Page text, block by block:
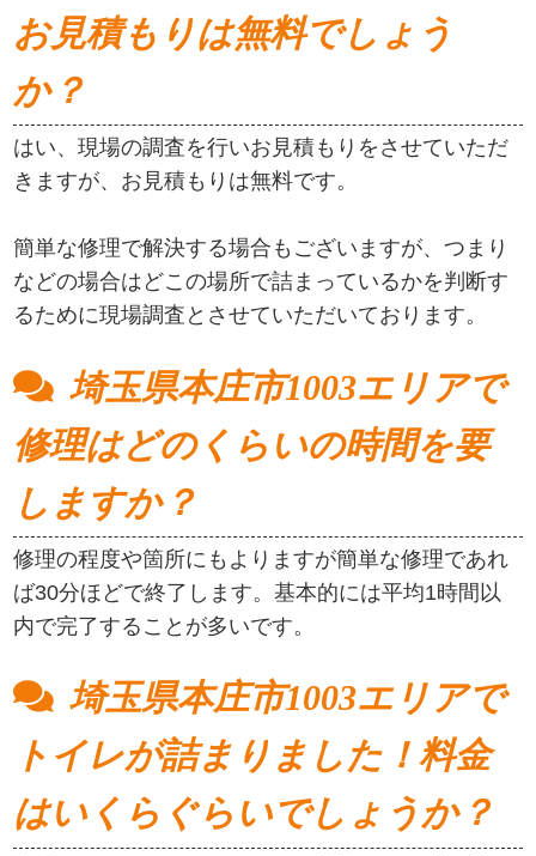
所のスタッフがお伺いさせていただきます。
お急ぎの場合は、お電話のご依頼がメールよりも早
く対応可能です。お電話での受付は：0120-353-
510（フリーダイヤル）へご連絡ください。
お見積もりは無料でしょう
か？
はい、現場の調査を行いお見積もりをさせていただ
きますが、お見積もりは無料です。
簡単な修理で解決する場合もございますが、つまり
などの場合はどこの場所で詰まっているかを判断す
るために現場調査とさせていただいております。
埼玉県本庄市1003エリアで
修理はどのくらいの時間を要
しますか？
修理の程度や箇所にもよりますが簡単な修理であれ
ば30分ほどで終了します。基本的には平均1時間以